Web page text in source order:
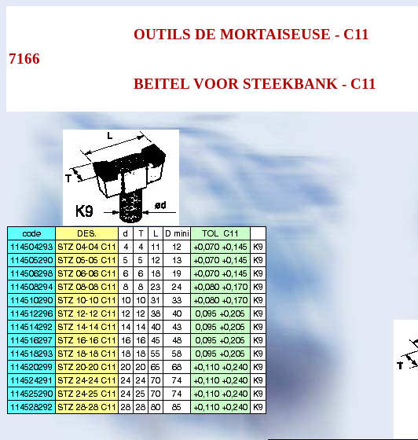
7166
OUTILS DE MORTAISEUSE - C11
BEITEL VOOR STEEKBANK - C11